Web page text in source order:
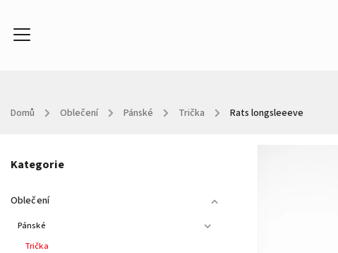
Domů / Oblečení / Pánské / Trička / Rats longsleeeve
Kategorie
Oblečení
Pánské
Trička